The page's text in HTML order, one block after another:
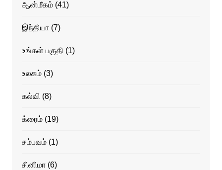
ஆன்மீகம்(41)
இந்தியா(7)
உங்கள் பகுதி (1)
உலகம்(3)
கல்வி (8)
க்ரைம்(19)
சம்பவம்(1)
சினிமா(6)